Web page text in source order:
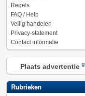
Regels
FAQ / Help
Veilig handelen
Privacy-statement
Contact informatie
Plaats advertentie
Rubrieken